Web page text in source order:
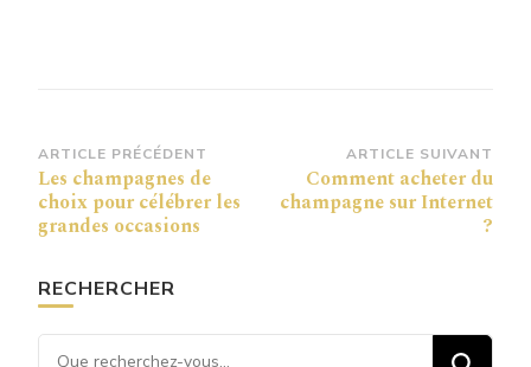
Navigation
d’article
ARTICLE PRÉCÉDENT
Les champagnes de
choix pour célébrer les
grandes occasions
ARTICLE SUIVANT
Comment acheter du
champagne sur Internet
?
RECHERCHER
Vous recherchiez quelque